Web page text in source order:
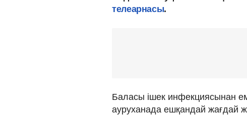
телеарнасы.
Баласы ішек инфекциясынан
ауруханада ешқандай жағдай